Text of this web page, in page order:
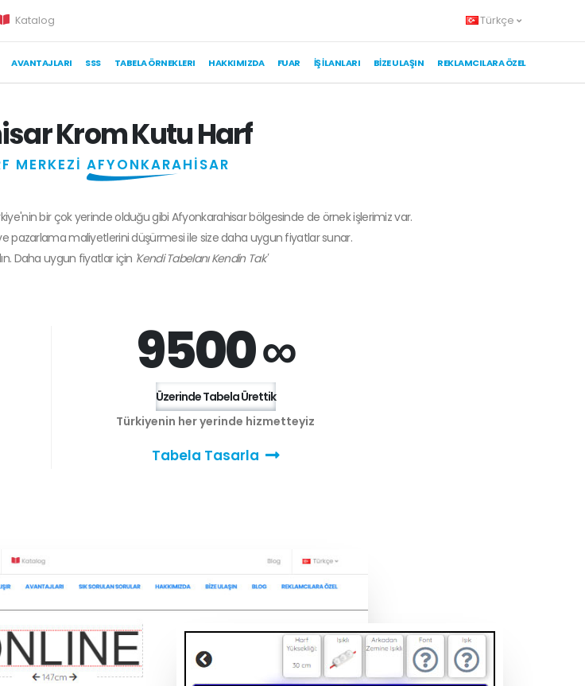
Katalog Türkçe
AVANTAJLARI SSS TABELA ÖRNEKLERI HAKKIMIZDA FUAR İŞ İLANLARI BIZE ULAŞIN REKLAMCILARA ÖZEL
Krom Kutu Harf
MERKEZİ AFYONKARAHİSAR
bir çok yerinde olduğu gibi Afyonkarahisar bölgesinde de örnek işlerimiz var.
pazarlama maliyetlerini düşürmesi ile size daha uygun fiyatlar sunar.
Daha uygun fiyatlar için 'Kendi Tabelanı Kendin Tak'
9500 ∞
Üzerinde Tabela Ürettik
Türkiyenin her yerinde hizmetteyiz
Tabela Tasarla